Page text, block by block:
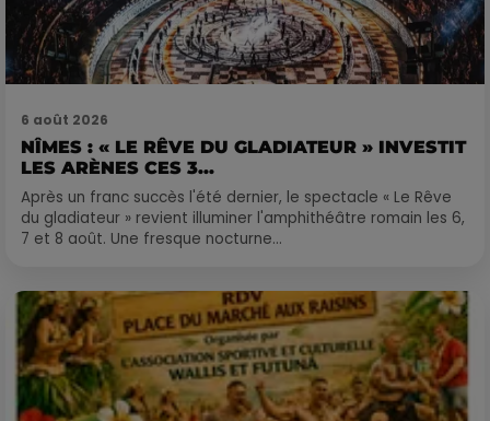
6 août 2026
NÎMES : « LE RÊVE DU GLADIATEUR » INVESTIT
LES ARÈNES CES 3...
Après un franc succès l'été dernier, le spectacle « Le Rêve
du gladiateur » revient illuminer l'amphithéâtre romain les 6,
7 et 8 août. Une fresque nocturne...